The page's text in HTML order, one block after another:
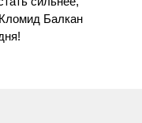
Балкан